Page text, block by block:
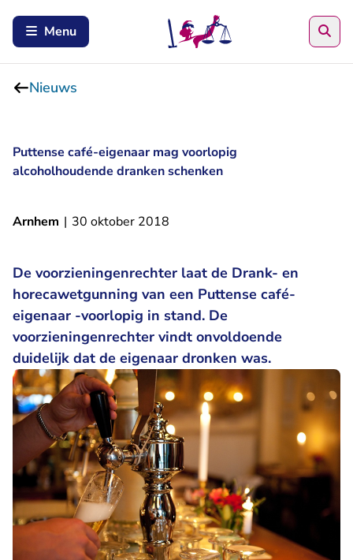
Menu
Nieuws
Puttense café-eigenaar mag voorlopig
alcoholhoudende dranken schenken
Arnhem | 30 oktober 2018
De voorzieningenrechter laat de Drank- en
horecawetgunning van een Puttense café-
eigenaar -voorlopig in stand. De
voorzieningenrechter vindt onvoldoende
duidelijk dat de eigenaar dronken was.